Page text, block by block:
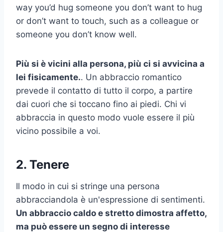
way you’d hug someone you don’t want to hug
or don’t want to touch, such as a colleague or
someone you don’t know well.
Più si è vicini alla persona, più ci si avvicina a
lei fisicamente.. Un abbraccio romantico
prevede il contatto di tutto il corpo, a partire
dai cuori che si toccano fino ai piedi. Chi vi
abbraccia in questo modo vuole essere il più
vicino possibile a voi.
2. Tenere
Il modo in cui si stringe una persona
abbracciandola è un'espressione di sentimenti.
Un abbraccio caldo e stretto dimostra affetto,
ma può essere un segno di interesse